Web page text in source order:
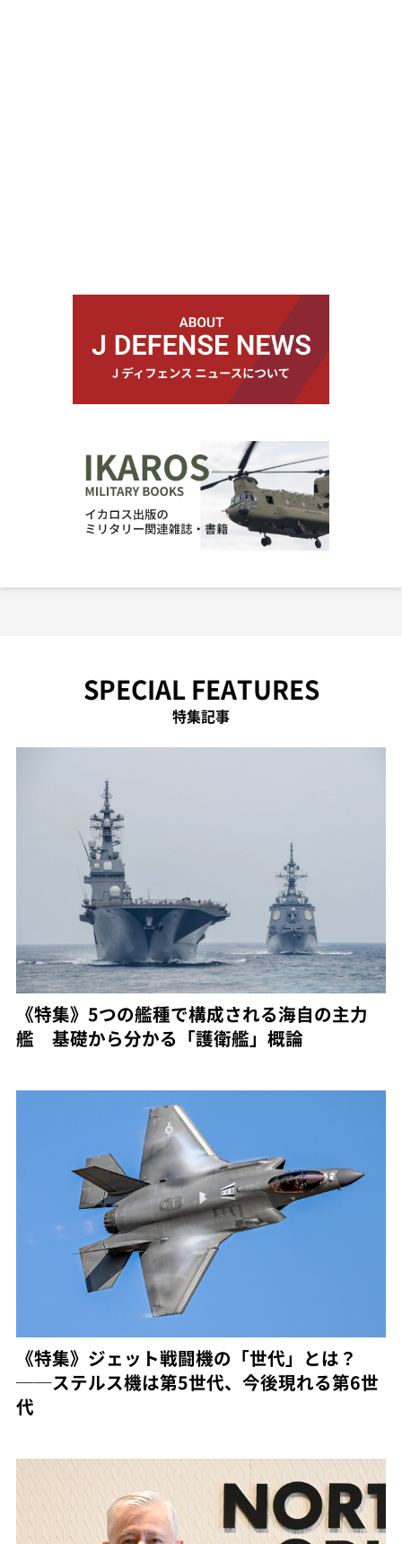
SPECIAL FEATURES
特集記事
《特集》5つの艦種で構成される海自の主力
艦 基礎から分かる「護衛艦」概論
《特集》ジェット戦闘機の「世代」とは？
──ステルス機は第5世代、今後現れる第6世
代